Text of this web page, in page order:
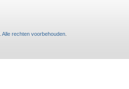
Alle rechten voorbehouden